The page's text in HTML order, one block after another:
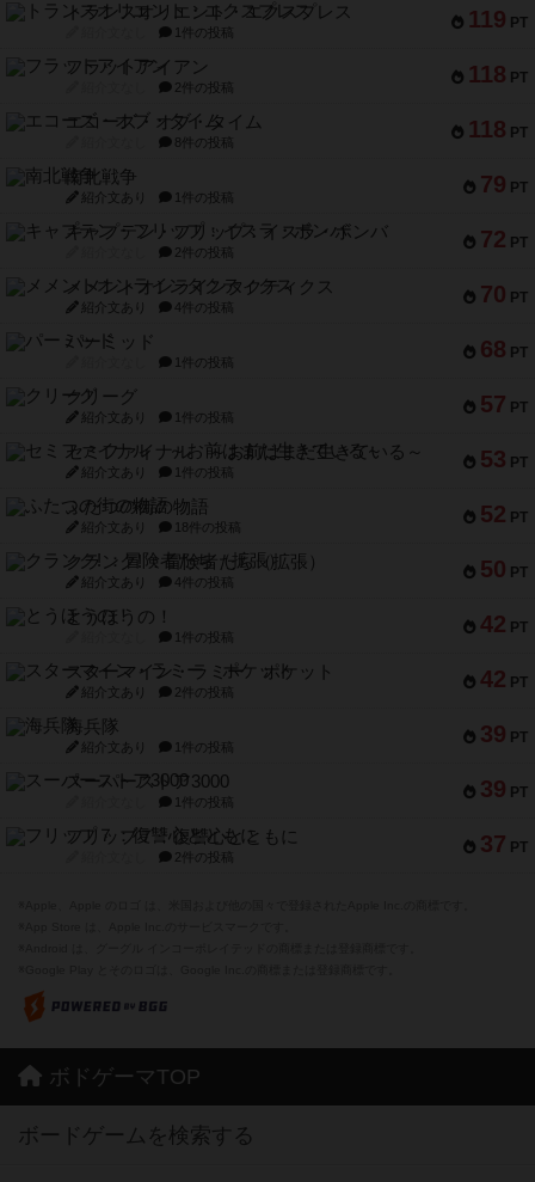
119 PT
トランスオリエント・エクスプレス
1件の投稿
118 PT
フラットアイアン
2件の投稿
118 PT
エコーズ・オブ・タイム
8件の投稿
79 PT
南北戦争
紹介文あり 1件の投稿
72 PT
キャプテン・フリップ：イスラ・ボンバ
2件の投稿
70 PT
メメントオンラインタクティクス
紹介文あり 4件の投稿
68 PT
パーミッド
1件の投稿
57 PT
クリーグ
紹介文あり 1件の投稿
53 PT
セミファイナル ～お前はまだ生きている～
紹介文あり 1件の投稿
52 PT
ふたつの街の物語
紹介文あり 18件の投稿
50 PT
クランク! ：冒険者たち（拡張）
紹介文あり 4件の投稿
42 PT
とうほうの！
1件の投稿
42 PT
スターマイン・ラミー ポケット
紹介文あり 2件の投稿
39 PT
海兵隊
紹介文あり 1件の投稿
39 PT
スーパーストア3000
1件の投稿
37 PT
フリップ７：復讐心とともに
2件の投稿
ボドゲーマTOP
ボードゲームを検索する